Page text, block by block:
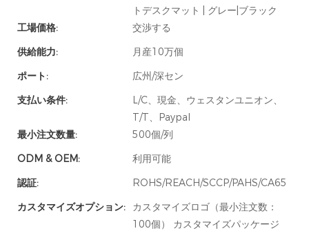
トデスクマット | グレー|ブラック
工場価格:
交渉する
供給能力:
月産10万個
ポート:
広州/深セン
支払い条件:
L/C、現金、ウェスタンユニオン、
T/T、Paypal
最小注文数量:
500個/列
ODM & OEM:
利用可能
認証:
ROHS/REACH/SCCP/PAHS/CA65
カスタマイズオプション:
カスタマイズロゴ（最小注文数：
100個） カスタマイズパッケージ